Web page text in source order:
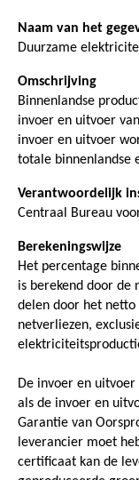
Naam van het
Duurzame
Omschrijving
Binnenlandse
invoer en uitvoer
invoer en uitvoer
totale binnenlandse
Verantwoordelijk
Centraal Bureau
Berekeningswijze
Het percentage
is berekend door
delen door het
netverliezen,
De invoer en
als de invoer en
Garantie van
leverancier moet
certificaat kan de